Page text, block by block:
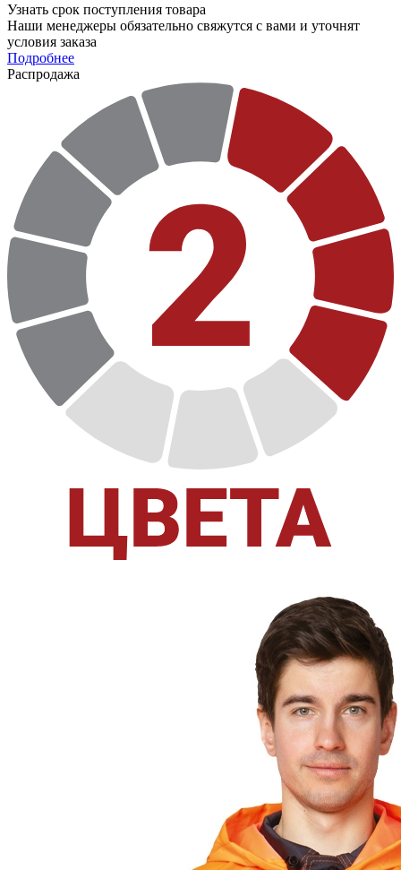
Узнать срок поступления товара
Наши менеджеры обязательно свяжутся с вами и уточнят
условия заказа
Подробнее
Распродажа